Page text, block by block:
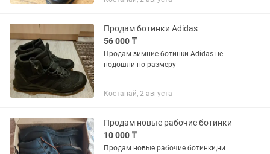
водонепроницаемой технологией
которая...
Продам ботинки Adidas
56 000 ₸
Продам зимние ботинки Adidas не
подошли по размеру
Костанай, 2 августа
Продам новые рабочие ботинки
10 000 ₸
Продам новые рабочие ботинки,ни